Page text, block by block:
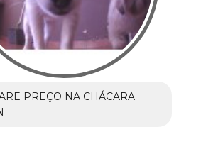
PREÇO NA CHÁCARA